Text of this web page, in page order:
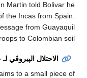
that San Martin told
the land of the Incas
a message from
and his troops to
الپيروڤي لـ خاين،
de jureclaims to a small